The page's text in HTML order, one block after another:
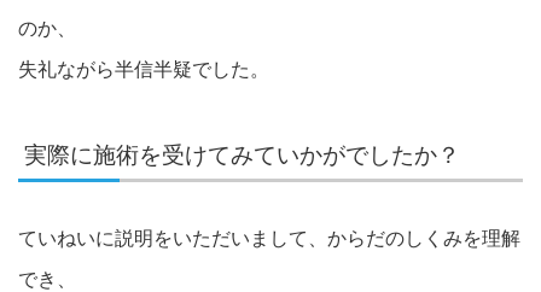
のか、
失礼ながら半信半疑でした。
実際に施術を受けてみていかがでしたか？
ていねいに説明をいただいまして、からだのしくみを理解
でき、